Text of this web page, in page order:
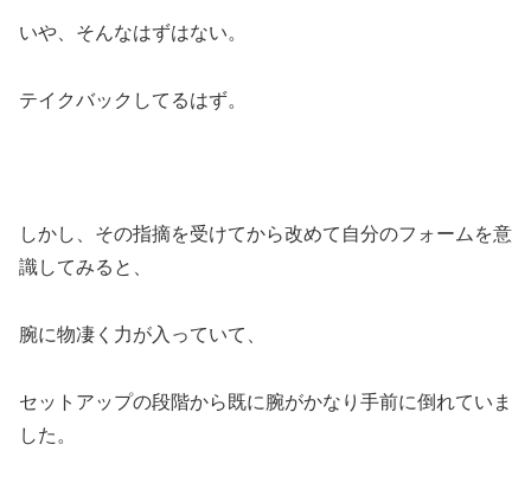
いや、そんなはずはない。
テイクバックしてるはず。
しかし、その指摘を受けてから改めて自分のフォームを意
識してみると、
腕に物凄く力が入っていて、
セットアップの段階から既に腕がかなり手前に倒れていま
した。